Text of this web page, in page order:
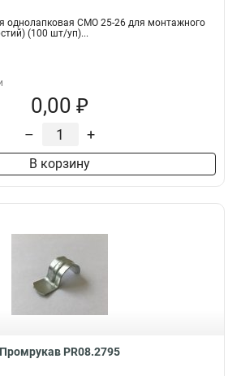
однолапковая СМО 25-26 для монтажного
(100 шт/уп)...
0,00 ₽
– +
В корзину
Промрукав PR08.2795